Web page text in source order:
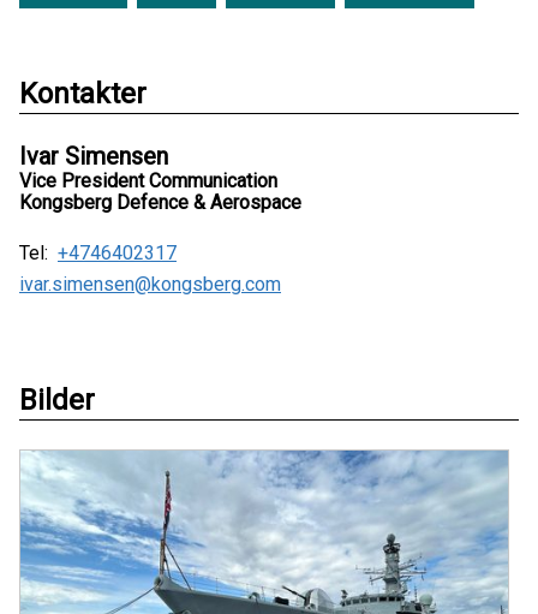
Kontakter
Ivar Simensen
Vice President Communication
Kongsberg Defence & Aerospace
Tel: +4746402317
ivar.simensen@kongsberg.com
Bilder